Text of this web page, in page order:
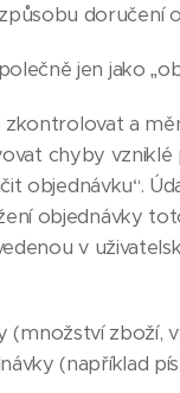
doručení
jen jako
a
chyby vzniklé
objednávku“.
objednávky
v
(množství zboží,
(například